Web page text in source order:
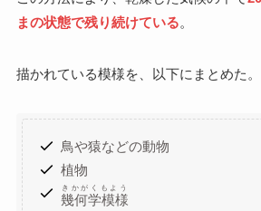
まの状態で残り続けている。
描かれている模様を、以下にまとめた。
鳥や猿などの動物
植物
幾何学模様
きかがくもよう